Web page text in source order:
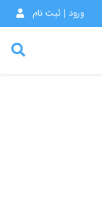
ورود | ثبت نام